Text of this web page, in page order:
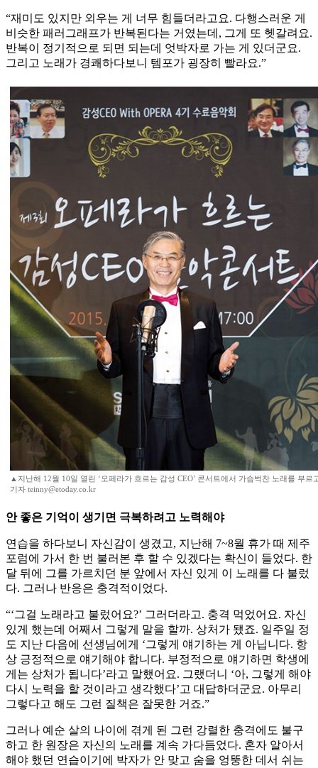
“재미도 있지만 외우는 게 너무 힘들더라고요. 다행스러운 게
비슷한 패러그래프가 반복된다는 거였는데, 그게 또 헷갈려요.
반복이 정기적으로 되면 되는데 엇박자로 가는 게 있더군요.
그리고 노래가 경쾌하다보니 템포가 굉장히 빨라요.”
▲지난해 12월 10일 열린 ‘오페라가 흐르는 감성 CEO’ 콘서트에서 가슴벅찬 노래를 부르
기자 teinny@etoday.co.kr
안 좋은 기억이 생기면 극복하려고 노력해야
연습을 하다보니 자신감이 생겼고, 지난해 7~8월 휴가 때 제주
포럼에 가서 한 번 불러본 후 할 수 있겠다는 확신이 들었다. 한
달 뒤에 그를 가르치던 분 앞에서 자신 있게 이 노래를 다 불렀
다. 그러나 반응은 충격적이었다.
“‘그걸 노래라고 불렀어요?’ 그러더라고. 충격 먹었어요. 자신
있게 했는데 어째서 그렇게 말을 할까. 상처가 됐죠. 일주일 정
도 지난 다음에 선생님에게 ‘그렇게 얘기하는 게 아닙니다. 항
상 긍정적으로 얘기해야 합니다. 부정적으로 얘기하면 학생에
게는 상처가 됩니다’라고 말했어요. 그랬더니 ‘아, 그렇게 해야
다시 노력을 할 것이라고 생각했다’고 대답하더군요. 아무리
그렇다고 해도 그런 질책은 잘못한 거죠.”
그러나 예순 살의 나이에 겪게 된 그런 강렬한 충격에도 불구
하고 한 원장은 자신의 노래를 계속 가다듬었다. 혼자 알아서
해야 했던 연습이기에 박자가 안 맞고 숨을 엉뚱한 데서 쉬는